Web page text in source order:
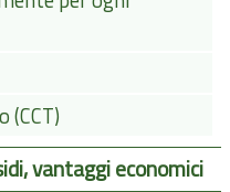
(CCT)
vantaggi economici